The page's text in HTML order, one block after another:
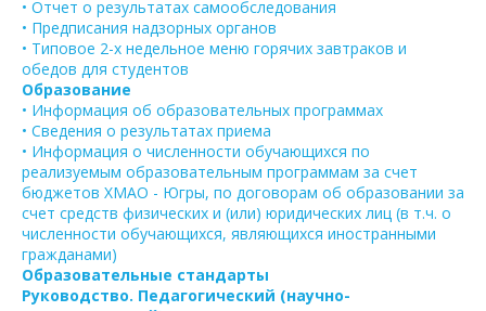
• Отчет о результатах самообследования
• Предписания надзорных органов
• Типовое 2-х недельное меню горячих завтраков и
обедов для студентов
Образование
• Информация об образовательных программах
• Сведения о результатах приема
• Информация о численности обучающихся по
реализуемым образовательным программам за счет
бюджетов ХМАО - Югры, по договорам об образовании за
счет средств физических и (или) юридических лиц (в т.ч. о
численности обучающихся, являющихся иностранными
гражданами)
Образовательные стандарты
Руководство. Педагогический (научно-